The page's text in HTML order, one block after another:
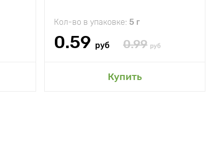
Кол-во в упаковке: 5 г
0.59 руб 0.99 руб
Купить